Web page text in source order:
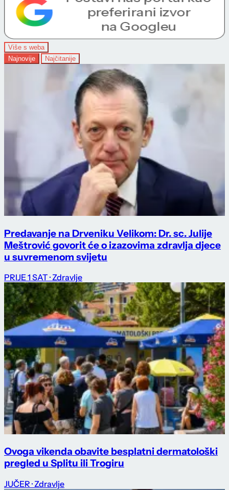
Više s weba
Najnovije
Najčitanije
Predavanje na Drveniku Velikom: Dr. sc. Julije
Meštrović govorit će o izazovima zdravlja djece
u suvremenom svijetu
PRIJE 1 SAT · Zdravlje
Ovoga vikenda obavite besplatni dermatološki
pregled u Splitu ili Trogiru
JUČER · Zdravlje